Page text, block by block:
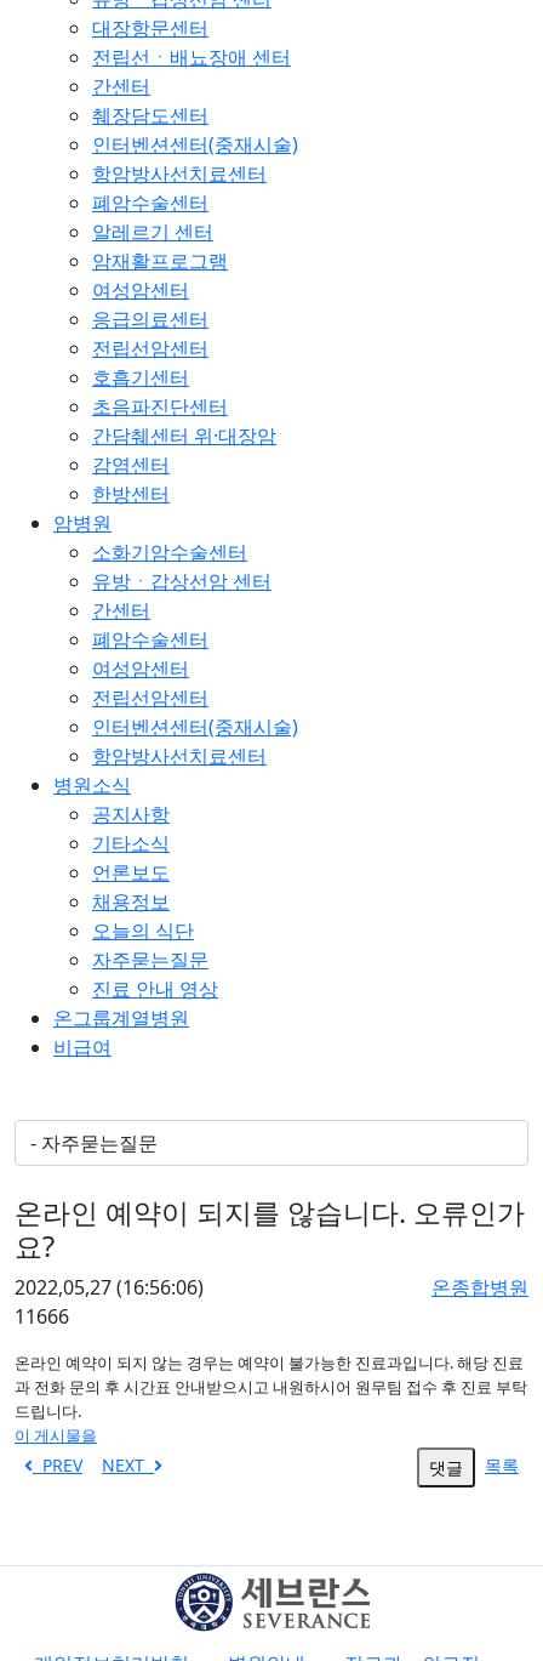
대장항문센터
전립선ㆍ배뇨장애 센터
간센터
췌장담도센터
인터벤션센터(중재시술)
항암방사선치료센터
폐암수술센터
알레르기 센터
암재활프로그램
여성암센터
응급의료센터
전립선암센터
호흡기센터
초음파진단센터
간담췌센터 위·대장암
감염센터
한방센터
암병원
소화기암수술센터
유방ㆍ갑상선암 센터
간센터
폐암수술센터
여성암센터
전립선암센터
인터벤션센터(중재시술)
항암방사선치료센터
병원소식
공지사항
기타소식
언론보도
채용정보
오늘의 식단
자주묻는질문
진료 안내 영상
온그룹계열병원
비급여
온라인 예약이 되지를 않습니다. 오류인가
요?
온종합병원
2022,05,27(16:56:06)
11666
온라인 예약이 되지 않는 경우는 예약이 불가능한 진료과입니다. 해당 진료
과 전화 문의 후 시간표 안내받으시고 내원하시어 원무팀 접수 후 진료 부탁
드립니다.
이 게시물을
PREV NEXT 댓글 목록